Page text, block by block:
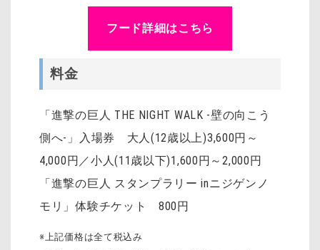
フード詳細はこちら
料金
「進撃の巨人 THE NIGHT WALK -壁の向こう
側へ-」入場券 大人(12歳以上)3,600円～
4,000円／小人(11歳以下)1,600円～2,000円
「進撃の巨人 スタンプラリー inニジゲンノ
モリ」体験チケット 800円
※上記価格は全て税込み